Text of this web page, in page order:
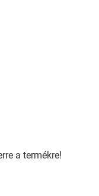
a termékre!